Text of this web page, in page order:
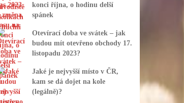
konci října, o hodinu delší
spánek
Otevírací doba ve svátek – jak
budou mít otevřeno obchody 17.
listopadu 2023?
Jaké je nejvyšší místo v ČR,
kam se dá dojet na kole
(legálně)?